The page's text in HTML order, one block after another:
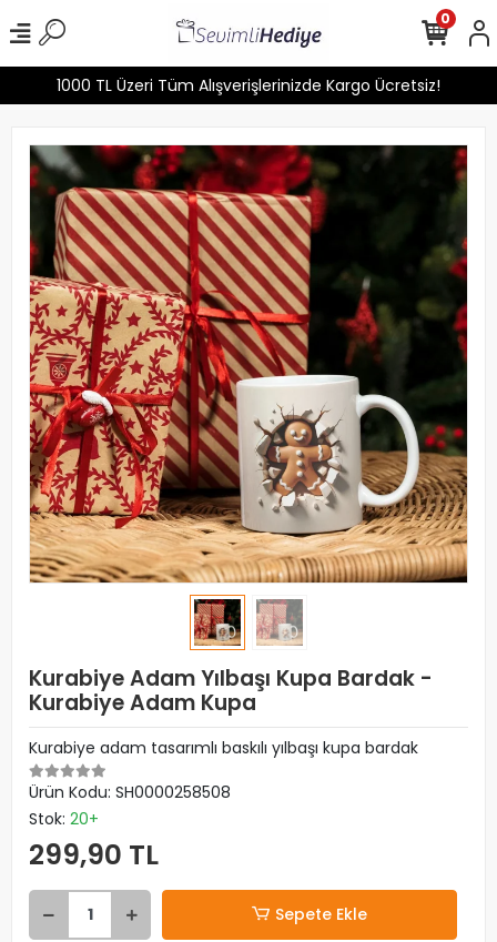
1000 TL Üzeri Tüm Alışverişlerinizde Kargo Ücretsiz!
0
Kurabiye Adam Yılbaşı Kupa Bardak -
Kurabiye Adam Kupa
Kurabiye adam tasarımlı baskılı yılbaşı kupa bardak
Ürün Kodu: SH0000258508
Stok: 20+
299,90 TL
Sepete Ekle